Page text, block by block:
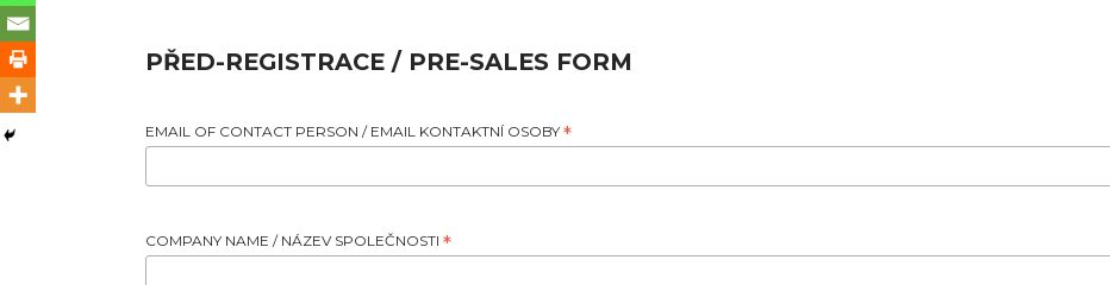
PŘED-REGISTRACE / PRE-SALES FORM
EMAIL OF CONTACT PERSON / EMAIL KONTAKTNÍ OSOBY *
COMPANY NAME / NÁZEV SPOLEČNOSTI *